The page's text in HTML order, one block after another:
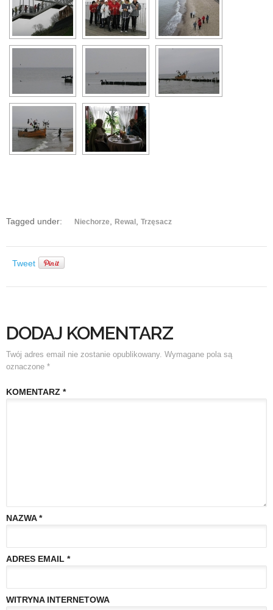
Tagged under: Niechorze Rewal Trzęsacz
Tweet
DODAJ KOMENTARZ
Twój adres email nie zostanie opublikowany. Wymagane pola są
oznaczone *
KOMENTARZ *
NAZWA*
ADRES EMAIL *
WITRYNA INTERNETOWA